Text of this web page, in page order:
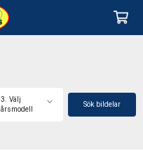
3. Välj
årsmodell
Sök bildelar